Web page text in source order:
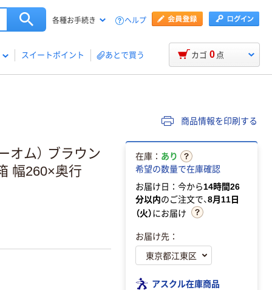
各種お手続き ヘルプ
スイートポイント あとで買う カゴ 0 点
商品情報を印刷する
オム） ブラウン
幅260×奥行
在庫： あり
希望の数量で在庫確認
お届け日：今から14時間26
分以内のご注文で、8月11日
（火）にお届け
お届け先：
アスクル在庫商品